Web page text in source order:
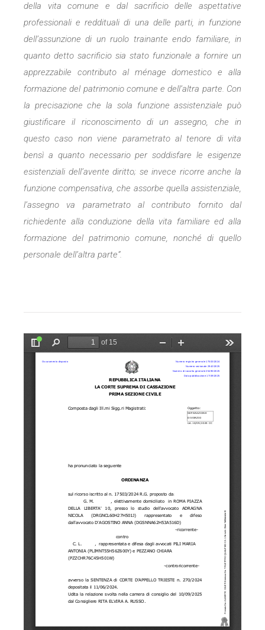
della vita comune e dal sacrificio delle aspettative
professionali e reddituali di una delle parti, in funzione
dell’assunzione di un ruolo trainante endo familiare, in
quanto detto sacrificio sia stato funzionale a fornire un
apprezzabile contributo al ménage domestico e alla
formazione del patrimonio comune e dell’altra parte. Con
la precisazione che la sola funzione assistenziale può
giustificare il riconoscimento di un assegno, che in
questo caso non viene parametrato al tenore di vita
bensì a quanto necessario per soddisfare le esigenze
esistenziali dell’avente diritto; se invece ricorre anche la
funzione compensativa, che assorbe quella assistenziale,
l’assegno va parametrato al contributo fornito dal
richiedente alla conduzione della vita familiare ed alla
formazione del patrimonio comune, nonché di quello
personale dell’altra parte”.